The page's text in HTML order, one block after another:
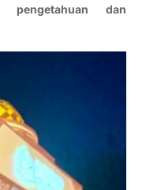
pengetahuan dan